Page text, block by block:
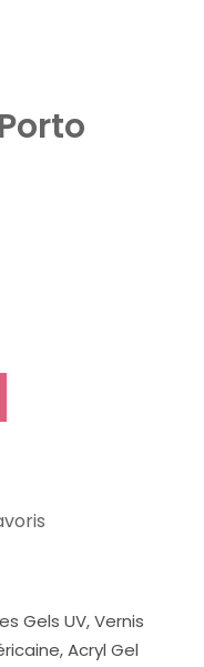
Gels UV, Vernis
Acryl Gel